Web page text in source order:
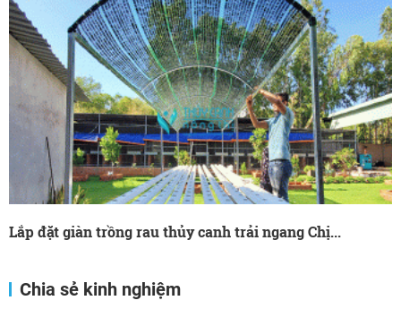
Lắp đặt giàn trồng rau thủy canh trải ngang Chị...
Chia sẻ kinh nghiệm